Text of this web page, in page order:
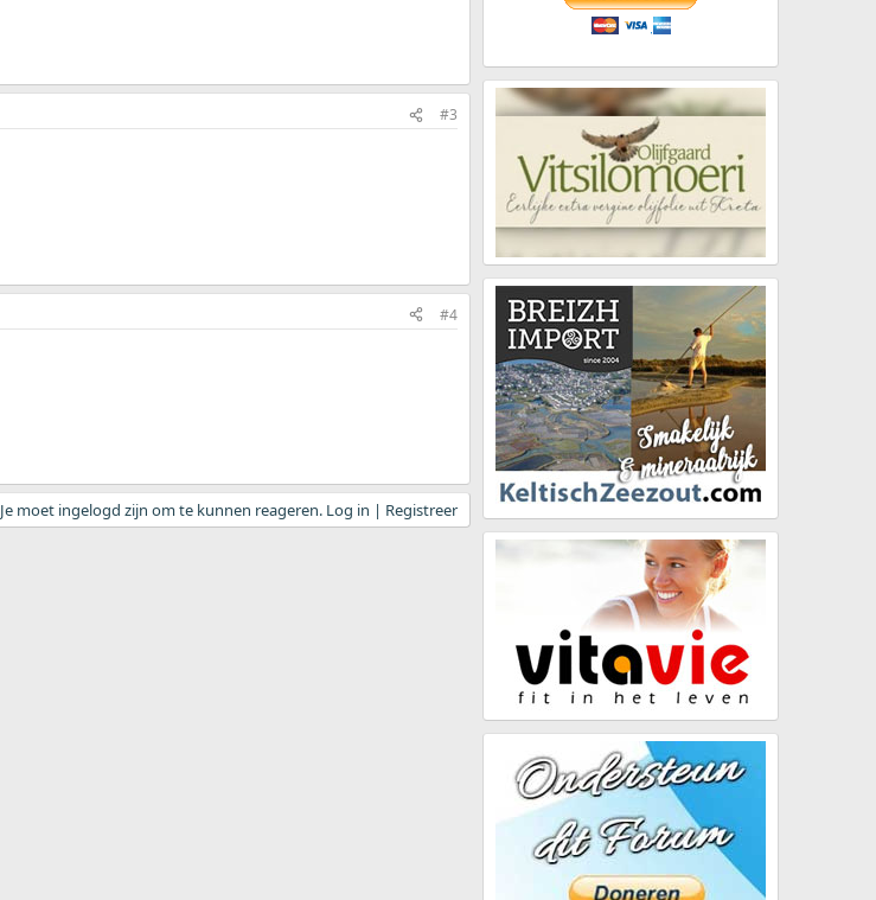
#3
#4
Je moet ingelogd zijn om te kunnen reageren. Log in | Registreer